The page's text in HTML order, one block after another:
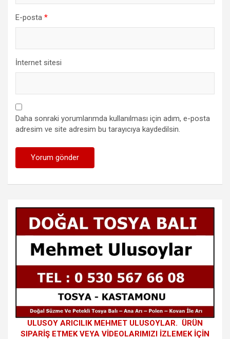
E-posta *
İnternet sitesi
Daha sonraki yorumlarımda kullanılması için adım, e-posta
adresim ve site adresim bu tarayıcıya kaydedilsin.
ULUSOY ARICILIK MEHMET ULUSOYLAR. ÜRÜN
SIPARİŞ ETMEK VEYA VİDEOLARIMIZI İZLEMEK İÇİN